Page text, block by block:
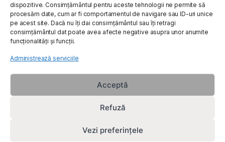
dispozitive. Consimțământul pentru aceste tehnologii ne permite să
procesăm date, cum ar fi comportamentul de navigare sau ID-uri unice
pe acest site. Dacă nu îți dai consimțământul sau îți retragi
consimțământul dat poate avea afecte negative asupra unor anumite
funcționalități și funcții.
Administrează serviciile
Acceptă
Refuză
Vezi preferințele
About Us